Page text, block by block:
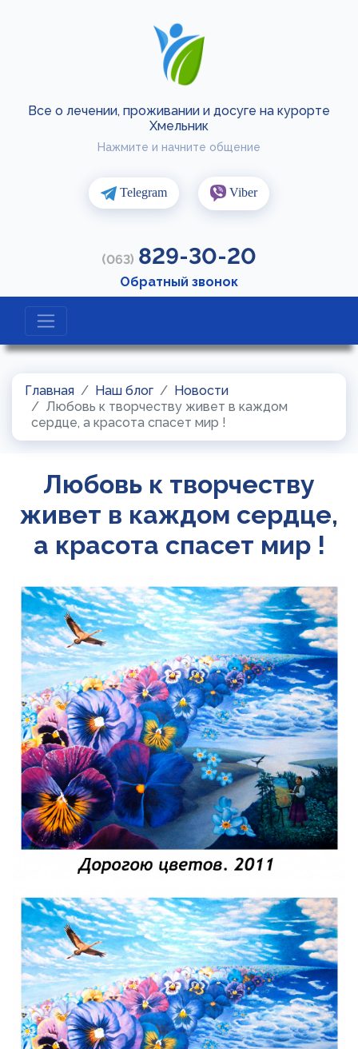
Все о лечении, проживании и досуге на курорте
Хмельник
Нажмите и начните общение
Telegram Viber
(063) 829-30-20
Обратный звонок
Главная Наш блог
Новости
Любовь к творчеству живет в каждом
сердце, а красота спасет мир !
Любовь к творчеству
живет в каждом сердце,
а красота спасет мир !